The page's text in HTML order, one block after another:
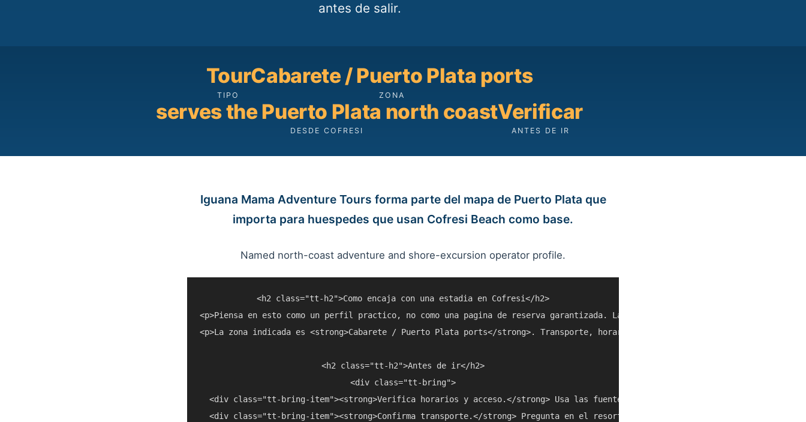
antes de salir.
Tour
TIPO
Cabarete / Puerto Plata ports
ZONA
serves the Puerto Plata north coast
DESDE COFRESI
Verificar
ANTES DE IR
Iguana Mama Adventure Tours forma parte del mapa de Puerto Plata que
importa para huespedes que usan Cofresi Beach como base.
Named north-coast adventure and shore-excursion operator profile.
<h2 class="tt-h2">Como encaja con una estadia en Cofresi</h2>
<p>Piensa en esto como un perfil practico, no como una pagina de reserva garantizada. La meta es ayudarte a decidir si
<p>La zona indicada es <strong>Cabarete / Puerto Plata ports</strong>. Transporte, horarios, clima, cruceros y acceso local
<h2 class="tt-h2">Antes de ir</h2>
<div class="tt-bring">
<div class="tt-bring-item"><strong>Verifica horarios y acceso.</strong> Usa las fuentes enlazadas y listados actuales antes
<div class="tt-bring-item"><strong>Confirma transporte.</strong> Pregunta en el resort, con un taxi confiable o con el